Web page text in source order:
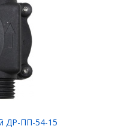
ДР-ПП-54-15